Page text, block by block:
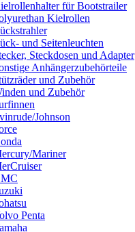
für Bootstrailer
Kielrollen
und Seitenleuchten
Steckdosen und Adapter
Anhängerzubehörteile
und Zubehör
und Zubehör
Johnson
Mariner
Penta